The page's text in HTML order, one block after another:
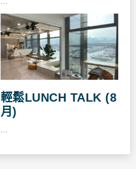
輕鬆LUNCH TALK (8
月)